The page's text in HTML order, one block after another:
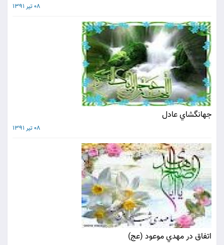
08 تیر 1391
جهانگشاي عادل
08 تیر 1391
اتفاق در مهدي موعود (عج)